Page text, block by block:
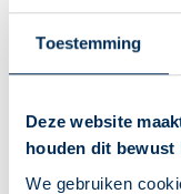
Toestemming
Deze website
houden dit bewust
We gebruiken
verstopt. Ook
Bij acne en
voor u werkt.
Maak de huid
de plekken met